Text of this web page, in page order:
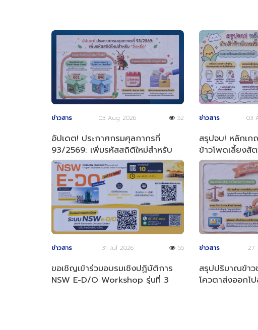
ข่าวสาร 03 Aug 2026 52
อัปเดต! ประกาศกรมศุลกากรที่
93/2569: เพิ่มรหัสสถิติใหม่สำหรับ
"จิ้งหรีด"
ข่าวสาร 03
สรุปจบ! หลักเก
ข้าวโพดเลี้ยงสั
ง่าย
ข่าวสาร 31 Jul 2026 55
ขอเชิญเข้าร่วมอบรมเชิงปฏิบัติการ
NSW E-D/O Workshop รุ่นที่ 3
ข่าวสาร 27
สรุปปริมาณข้าว
โควตาส่งออกไ